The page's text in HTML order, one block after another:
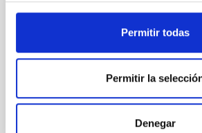
Permitir todas
Permitir la
Denegar
RESULTADO DE INVESTIGACIÓN
Cronología de nuestra Galaxia
de diagramas color-
(ChronoGal): II. Desvelando la
evolución de los discos